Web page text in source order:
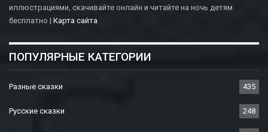
иллюстрациями, скачивайте онлайн и читайте на ночь детям
бесплатно | Карта сайта
ПОПУЛЯРНЫЕ КАТЕГОРИИ
Разные сказки 435
Русские сказки 248